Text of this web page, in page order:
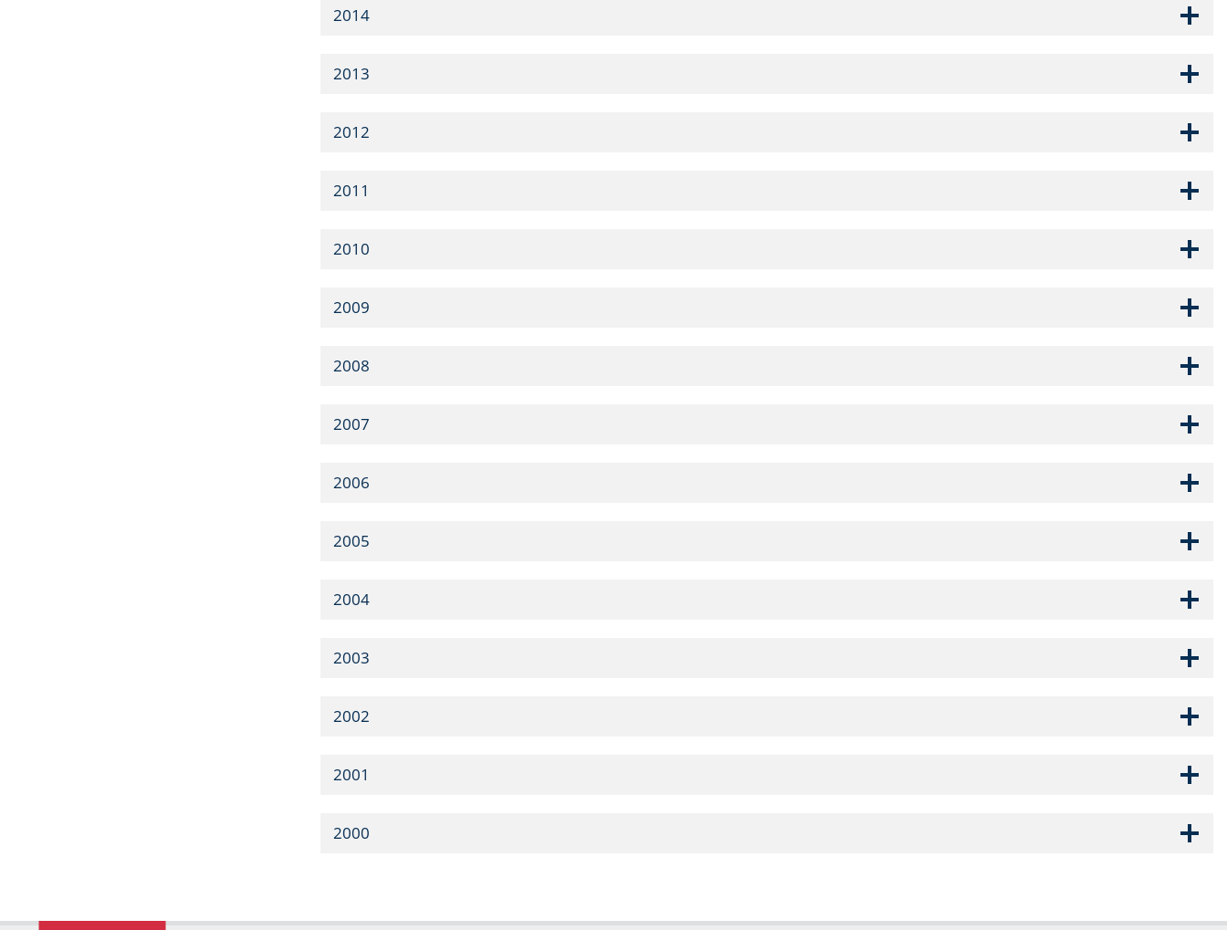
2014
2013
2012
2011
2010
2009
2008
2007
2006
2005
2004
2003
2002
2001
2000